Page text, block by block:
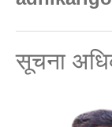
सूचना